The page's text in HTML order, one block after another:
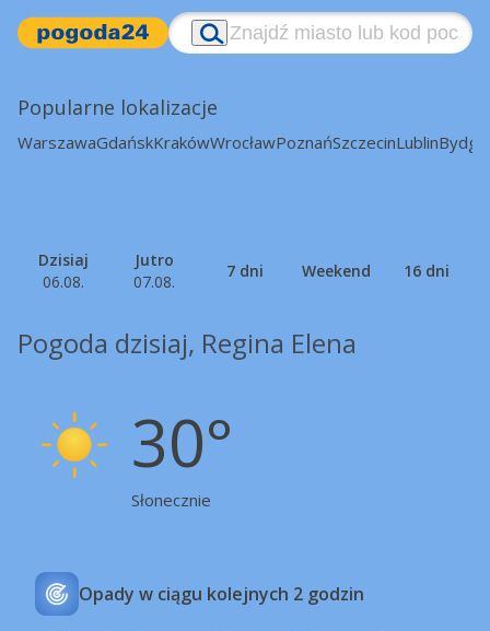
Popularne lokalizacje
WarszawaGdańskKrakówWrocławPoznańSzczecinLublin
Dzisiaj
06.08.
Jutro
07.08.
7 dni Weekend 16 dni
Pogoda dzisiaj, Regina Elena
30°
Słonecznie
Opady w ciągu kolejnych 2 godzin